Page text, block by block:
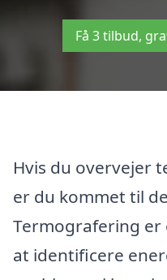
Få 3 tilbud,
Hvis du overvejer
er du kommet til
Termografering
at identificere